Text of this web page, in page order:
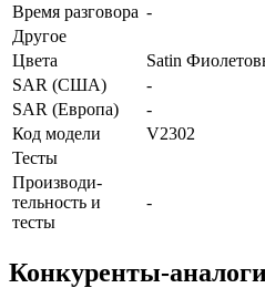
Время разговора -
Другое
Цвета
Satin
SAR (США)
-
SAR (Европа)
-
Код модели
V2302
Тесты
Производи­
тельность и
тесты
-
Конкуренты-